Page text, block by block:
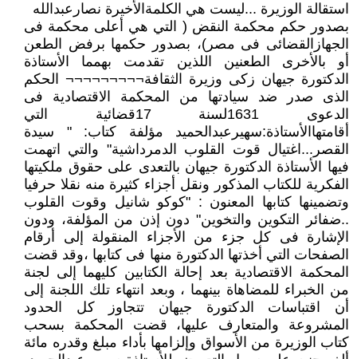
استقالة الوزيرة ...ليست هي الكلمةالأخيرة نصارعبدالله
بصدور حكم محكمة النقض ( التي هي أعلى محكمة فى
الجهازالقضائى فى مصر)، بصدور حكمها برفض الطعن
أو بالأخرى الطعنين اللذين تقدمت بهمما الأستاذة
الدكتورة جيهان زكى وزيرة الثقافة¬¬¬¬¬¬¬¬¬ الحكم
الذى صدر ضد سيادتها من المحكمة الاقتصادية فى
الدعوى 1631لسنة 17قضائية التي
أقامتهاالأستاذة:سهيرعبدالحميد مؤلفة كتاب: " سيدة
القصر...اغتيال قوت القلوب الدمرداشية" والتي اتهمت
فيها الأستاذة الدكتورة جيهان بالتعدى على حقوق ملكيتها
الفكرية للكتاب المذكور ونقل أجزاء كثيرة منه نقلا حرفيا
وتضمينها كتابها المعنون : "كوكو شانيل وقوت القلوب
..ضفائر التكوين والتخوين" دون إذن من المؤلفة، ودون
الإشارة فى كل جزء من الأجزاء المنقولة إلى أرقام
الصفحات التي أخذتها الدكتورة منها فى كتابها ،وقد قضت
المحكمة الاقتصادية بعد إحالة الكتابين كليهما إلى لجنة
من الخبراء للمضاهاة بينهما ، وبعد انتهاء تلك اللجنة إلى
أن اقتباسات الدكتورة جيهان تتجاوز كل الحدود
المشروعة والمتعارف عليها، قضت المحكمة بسحب
كتاب الوزيرة من الأسواق وإلزامها بأداء مبلغ وقدره مائة